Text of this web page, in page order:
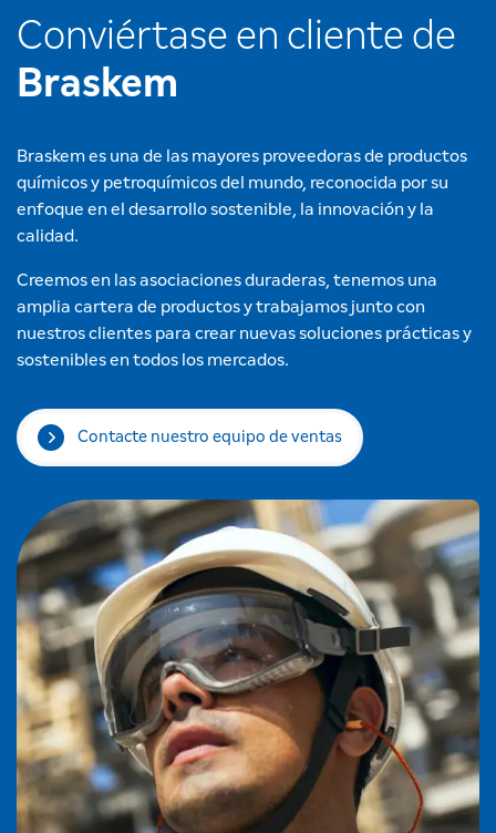
Conviértase en cliente de
Braskem
Braskem es una de las mayores proveedoras de productos
químicos y petroquímicos del mundo, reconocida por su
enfoque en el desarrollo sostenible, la innovación y la
calidad.
Creemos en las asociaciones duraderas, tenemos una
amplia cartera de productos y trabajamos junto con
nuestros clientes para crear nuevas soluciones prácticas y
sostenibles en todos los mercados.
Contacte nuestro equipo de ventas